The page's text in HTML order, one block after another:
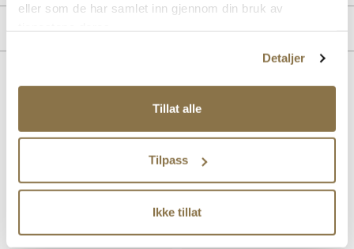
eller som de har samlet inn gjennom din bruk av
Detaljer
Tillat alle
Tilpass
Ikke tillat
Merke
Lignende produkter